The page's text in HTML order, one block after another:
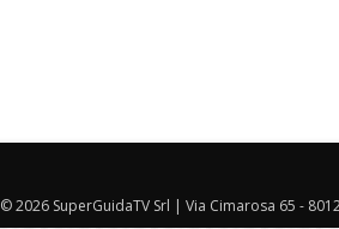
© 2026 SuperGuidaTV Srl | Via Cimarosa 65 -